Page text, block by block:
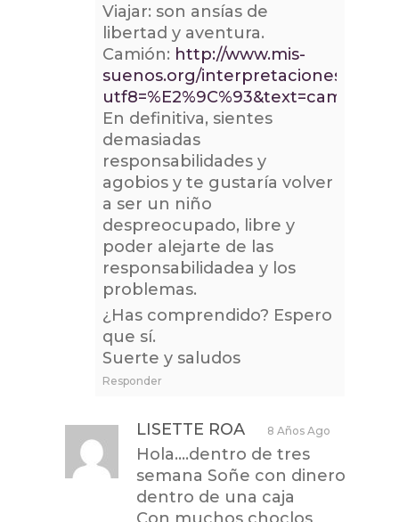
Viajar: son ansías de
libertad y aventura.
Camión: http://www.mis-
suenos.org/interpretaciones/
En definitiva, sientes
demasiadas
responsabilidades y
agobios y te gustaría volver
a ser un niño
despreocupado, libre y
poder alejarte de las
responsabilidadea y los
problemas.
¿Has comprendido? Espero
que sí.
Suerte y saludos
Responder
LISETTE ROA 8 Años Ago
Hola….dentro de tres
semana Soñe con dinero
dentro de una caja